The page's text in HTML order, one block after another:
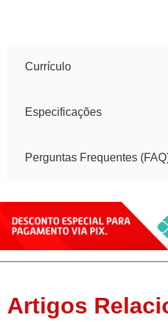
Currículo
Especificações
Perguntas Frequentes
Artigos